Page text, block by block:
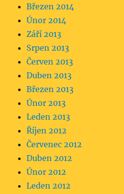
Březen 2014
Únor 2014
Září 2013
Srpen 2013
Červen 2013
Duben 2013
Březen 2013
Únor 2013
Leden 2013
Říjen 2012
Červenec 2012
Duben 2012
Únor 2012
Leden 2012